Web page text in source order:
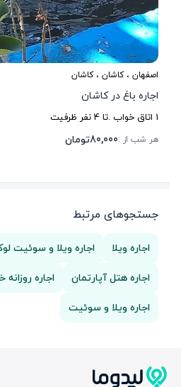
اصفهان ،کاشان ، کاشان
اجاره باغ در کاشان
1 اتاق خواب .تا4نفر ظرفیت
هر شب از :80,000تومان
جستجوهای مرتبط
اجاره ویلا
اجاره ویلا و سوئیت
اجاره هتل آپارتمان
اجاره
اجاره ویلا و سوئیت